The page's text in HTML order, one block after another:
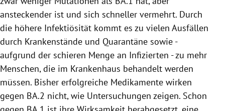
ansteckender ist und sich schneller vermehrt. Durch
die höhere Infektiösität kommt es zu vielen Ausfällen
durch Krankenstände und Quarantäne sowie -
aufgrund der schieren Menge an Infizierten - zu mehr
Menschen, die im Krankenhaus behandelt werden
müssen. Bisher erfolgreiche Medikamente wirken
gegen BA.2 nicht, wie Untersuchungen zeigen. Schon